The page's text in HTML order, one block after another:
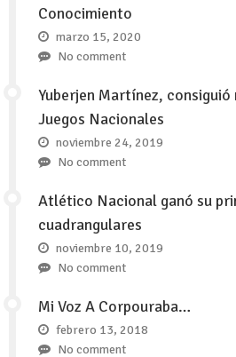
Conocimiento
marzo 15, 2020
No comment
Yuberjen Martínez,
Juegos Nacionales
noviembre 24, 2019
No comment
Atlético Nacional ganó su
cuadrangulares
noviembre 10, 2019
No comment
Mi Voz A Corpouraba…
febrero 13, 2018
No comment